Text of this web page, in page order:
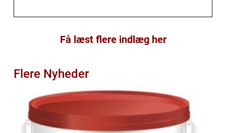
Få læst flere indlæg her
Flere Nyheder